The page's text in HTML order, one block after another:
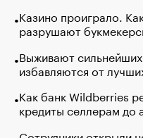
Казино проиграло.
разрушают
Выживают
избавляются от
Как банк Wildberries
кредиты селлерам до